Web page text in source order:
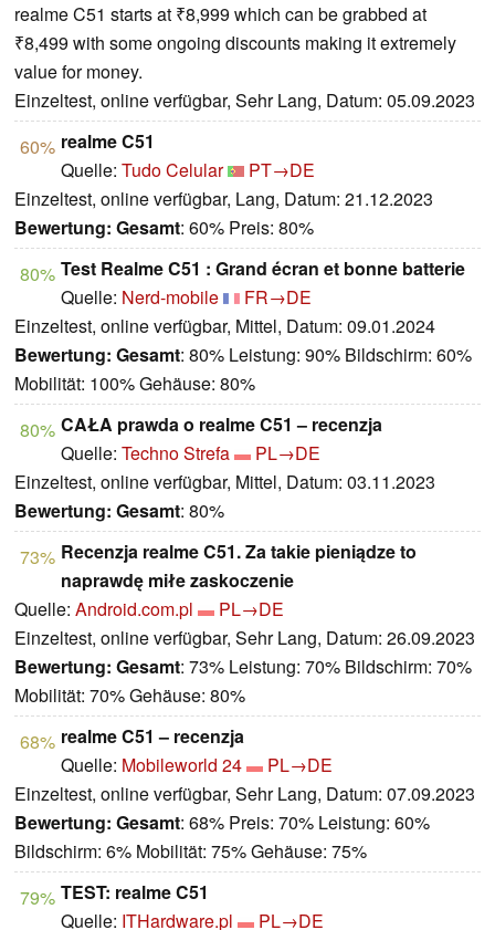
realme C51 starts at ₹8,999 which can be grabbed at
₹8,499 with some ongoing discounts making it extremely
value for money.
Einzeltest, online verfügbar, Sehr Lang, Datum: 05.09.2023
60% realme C51
Quelle: Tudo Celular
PT→DE
Einzeltest, online verfügbar, Lang, Datum: 21.12.2023
Bewertung: Gesamt: 60% Preis: 80%
80% Test Realme C51 : Grand écran et bonne batterie
Quelle: Nerd-mobile
FR→DE
Einzeltest, online verfügbar, Mittel, Datum: 09.01.2024
Bewertung: Gesamt: 80% Leistung: 90% Bildschirm: 60%
Mobilität: 100% Gehäuse: 80%
80% CAŁA prawda o realme C51 – recenzja
Quelle: Techno Strefa
PL→DE
Einzeltest, online verfügbar, Mittel, Datum: 03.11.2023
Bewertung: Gesamt: 80%
73% Recenzja realme C51. Za takie pieniądze to
naprawdę miłe zaskoczenie
Quelle: Android.com.pl
PL→DE
Einzeltest, online verfügbar, Sehr Lang, Datum: 26.09.2023
Bewertung: Gesamt: 73% Leistung: 70% Bildschirm: 70%
Mobilität: 70% Gehäuse: 80%
68% realme C51 – recenzja
Quelle: Mobileworld 24
PL→DE
Einzeltest, online verfügbar, Sehr Lang, Datum: 07.09.2023
Bewertung: Gesamt: 68% Preis: 70% Leistung: 60%
Bildschirm: 6% Mobilität: 75% Gehäuse: 75%
79% TEST: realme C51
Quelle: ITHardware.pl PL→DE